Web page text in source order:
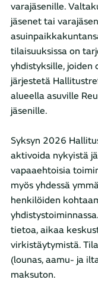
varajäsenille.
jäsenet tai
tilaisuuksissa on
yhdistyksille, joiden
järjestetä
alueella asuville
jäsenille.
Syksyn 2026
aktivoida nykyistä
vapaaehtoisia
myös yhdessä
henkilöiden
tietoa, aikaa
virkistäytymistä.
(lounas, aamu- ja
maksuton.